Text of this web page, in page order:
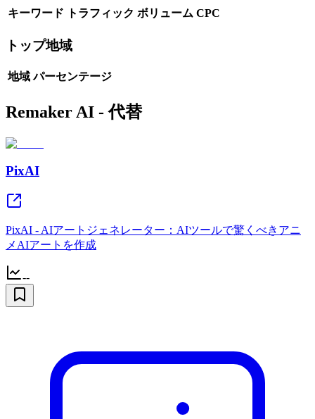
キーワード トラフィック ボリューム CPC
トップ地域
地域 パーセンテージ
Remaker AI - 代替
PixAI
PixAI - AIアートジェネレーター：AIツールで驚くべきアニ
メAIアートを作成
--